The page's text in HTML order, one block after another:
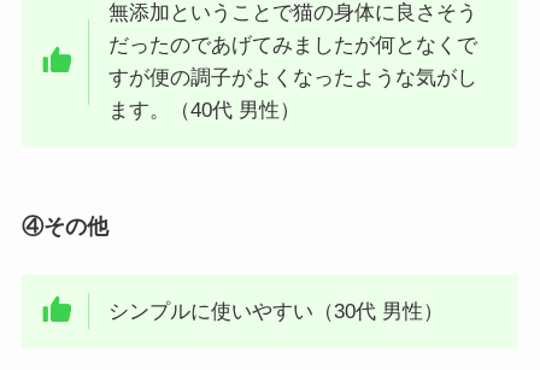
無添加ということで猫の身体に良さそう
だったのであげてみましたが何となくで
すが便の調子がよくなったような気がし
ます。（40代 男性）
④その他
シンプルに使いやすい（30代 男性）